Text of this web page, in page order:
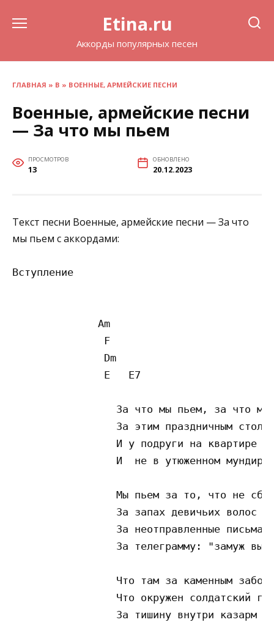
Etina.ru
Аккорды популярных песен
ГЛАВНАЯ » В » ВОЕННЫЕ, АРМЕЙСКИЕ ПЕСНИ
Военные, армейские песни
— За что мы пьем
ПРОСМОТРОВ
13
ОБНОВЛЕНО
20.12.2023
Текст песни Военные, армейские песни — За что
мы пьем с аккордами:
Вступление
              Am
               F
               Dm
               E   E7
За что мы пьем, за что мы
За этим праздничным
                 И у подруги на квартире
                 И  не в утюженном мундире
Мы пьем за то, что не
                 За запах девичьих волос
                 За неотправленные письма
За телеграмму: "замуж
Что там за каменным
Что окружен солдатский
                 За тишину внутри казарм